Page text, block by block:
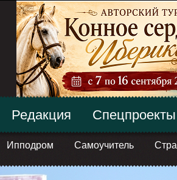
Ипподром Самоучитель
Редакция Спецпроекты